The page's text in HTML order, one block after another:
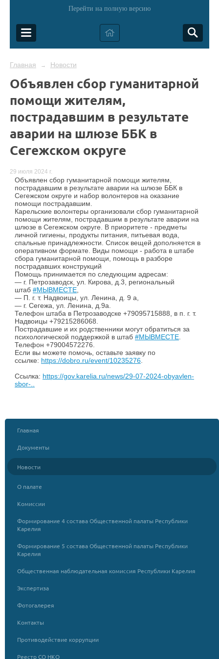
Перейти на полную версию
Главная → Новости
Объявлен сбор гуманитарной
помощи жителям,
пострадавшим в результате
аварии на шлюзе ББК в
Сегежском округе
29 июля 2024 г.
Объявлен сбор гуманитарной помощи жителям,
пострадавшим в результате аварии на шлюзе ББК в
Сегежском округе и набор волонтеров на оказание
помощи пострадавшим.
Карельские волонтеры организовали сбор гуманитарной
помощи жителям, пострадавшим в результате аварии на
шлюзе в Сегежском округе. В приоритете - предметы
личной гигиены, продукты питания, питьевая вода,
спальные принадлежности. Список вещей дополняется в
оперативном формате. Виды помощи - работа в штабе
сбора гуманитарной помощи, помощь в разборе
пострадавших конструкций
Помощь принимается по следующим адресам:
— г. Петрозаводск, ул. Кирова, д.3, региональный
штаб #МЫВМЕСТЕ,
— П. г. т. Надвоицы, ул. Ленина, д. 9 а,
— г. Сегежа, ул. Ленина, д.9а.
Телефон штаба в Петрозаводске +79095715888, в п. г. т.
Надвоицы +79215286068.
Пострадавшие и их родственники могут обратиться за
психологической поддержкой в штаб #МЫВМЕСТЕ.
Телефон +79004572276.
Если вы можете помочь, оставьте заявку по
ссылке: https://dobro.ru/event/10235276.
Ссылка: https://gov.karelia.ru/news/29-07-2024-obyavlen-
sbor-..
Главная
Документы
Новости
О палате
Комиссии
Формирование 4 состава Общественной палаты Республики
Карелия
Формирование 5 состава Общественной палаты Республики
Карелия
Общественная наблюдательная комиссия Республики Карелия
Экспертиза
Фотогалерея
Контакты
Противодействие коррупции
Реестр СО НКО